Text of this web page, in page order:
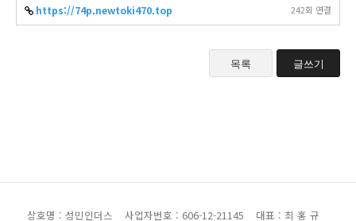
https://74p.newtoki470.top 242회 연결
목록 글쓰기
상호명 : 성민인더스 사업자번호 : 606-12-21145 대표 : 최 홍 규